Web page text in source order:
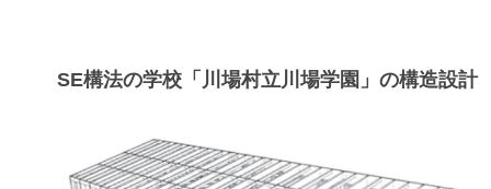
SE構法の学校「川場村立川場学園」の構造設計